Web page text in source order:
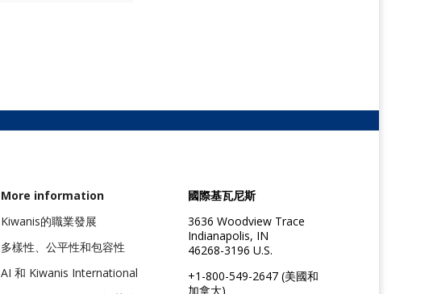
More information
Kiwanis的職業發展
多樣性、公平性和包容性
AI 和 Kiwanis International
國際基瓦尼斯
3636 Woodview Trace
Indianapolis, IN
46268-3196 U.S.
+1-800-549-2647 (美國和
加拿大)